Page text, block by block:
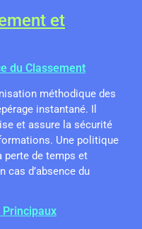
et
du Classement
méthodique des
instantané. Il
et assure la sécurité
Une politique
perte de temps et
cas d’absence du
Principaux